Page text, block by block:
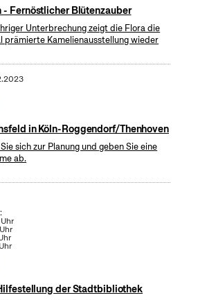
- Fernöstlicher Blütenzauber
Unterbrechung zeigt die Flora die
prämierte Kamelienausstellung wieder
in Köln-Roggendorf/Thenhoven
sich zur Planung und geben Sie eine
ab.
der Stadtbibliothek